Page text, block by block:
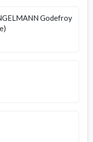
Godefroy